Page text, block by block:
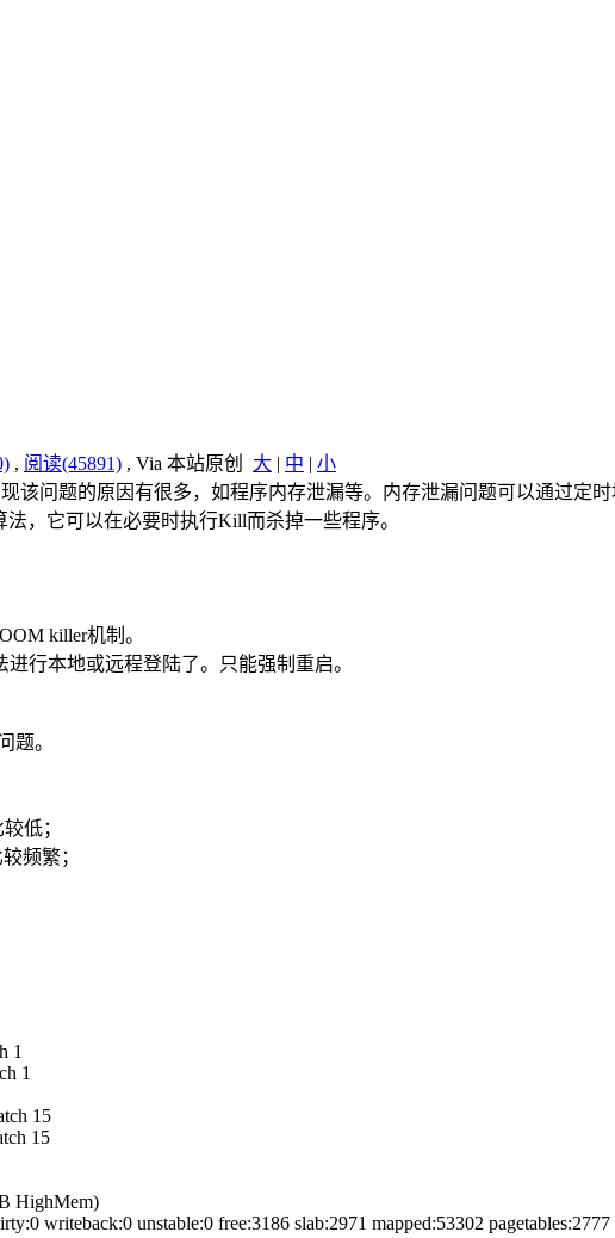
, 阅读(45891) , Via 本站原创 大 | 中 | 小
该问题的原因有很多，如程序内存泄漏等。内存泄漏问题可以通过定
，它可以在必要时执行Kill而杀掉一些程序。
killer机制。
行本地或远程登陆了。只能强制重启。
题。
低；
频繁；
1
1
15
15
HighMem)
writeback:0 unstable:0 free:3186 slab:2971 mapped:53302 pagetables:2777